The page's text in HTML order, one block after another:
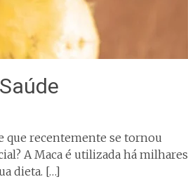
que recentemente se tornou
A Maca é utilizada há milhares
dieta. […]